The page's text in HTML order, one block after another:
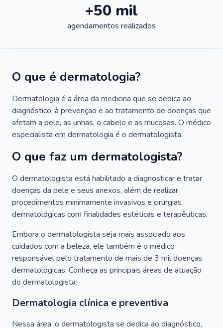
+50 mil
agendamentos realizados
O que é dermatologia?
Dermatologia é a área da medicina que se dedica ao
diagnóstico, à prevenção e ao tratamento de doenças que
afetam a pele, as unhas, o cabelo e as mucosas. O médico
especialista em dermatologia é o dermatologista.
O que faz um dermatologista?
O dermatologista está habilitado a diagnosticar e tratar
doenças da pele e seus anexos, além de realizar
procedimentos minimamente invasivos e cirurgias
dermatológicas com finalidades estéticas e terapêuticas.
Embora o dermatologista seja mais associado aos
cuidados com a beleza, ele também é o médico
responsável pelo tratamento de mais de 3 mil doenças
dermatológicas. Conheça as principais áreas de atuação
do dermatologista:
Dermatologia clínica e preventiva
Nessa área, o dermatologista se dedica ao diagnóstico,